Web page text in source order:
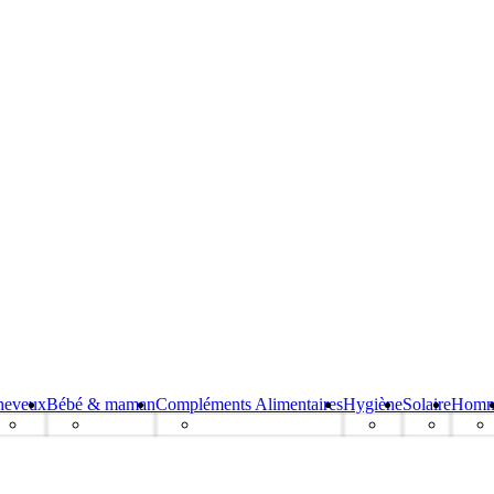
Bébé & mamanCompléments AlimentairesHygièneSolaire